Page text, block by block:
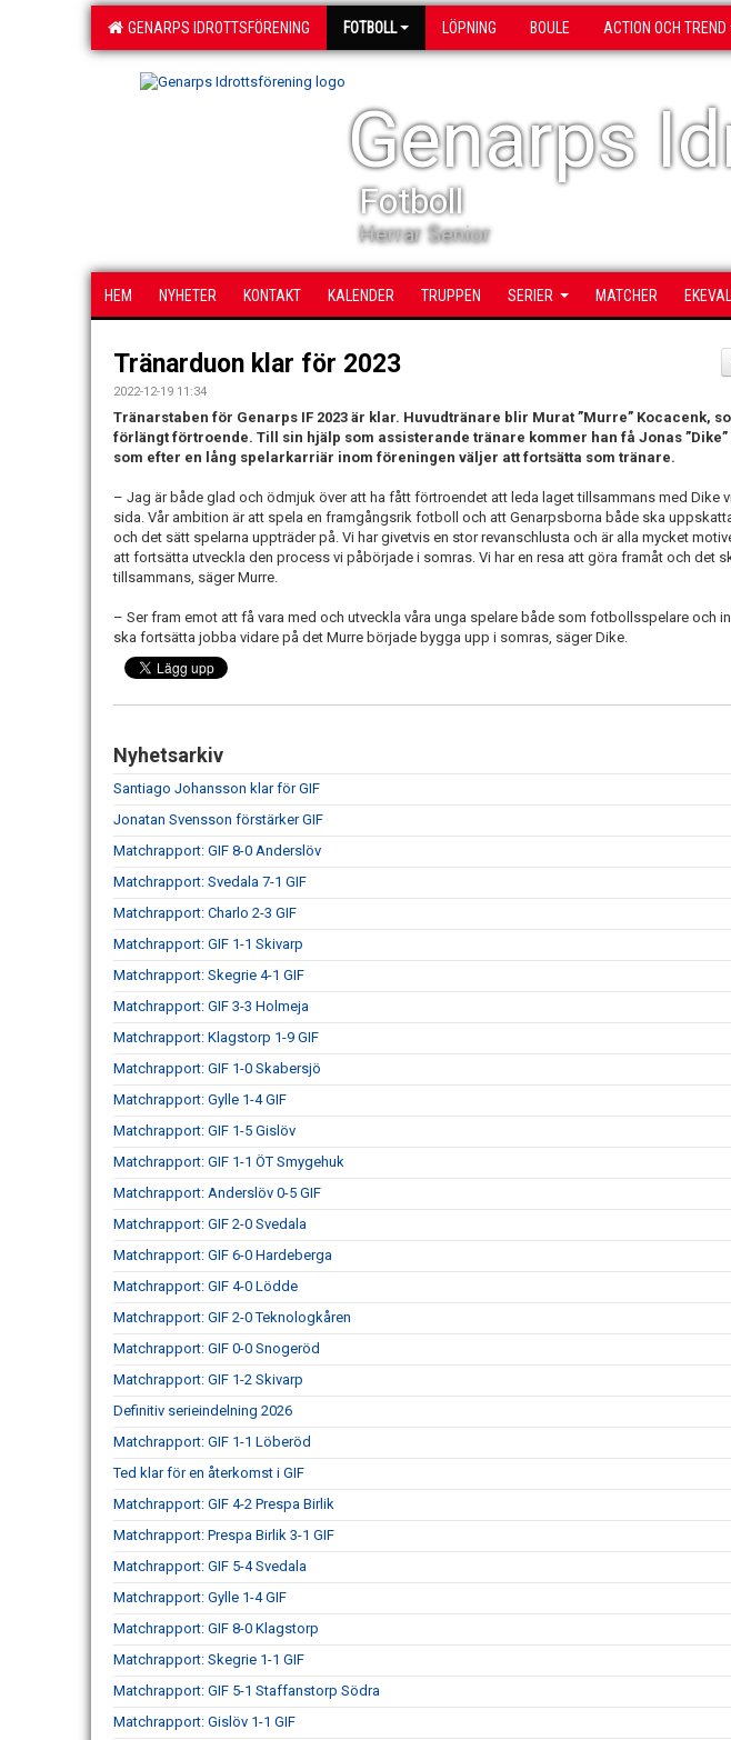
GENARPS IDROTTSFÖRENING FOTBOLL LÖPNING BOULE ACTION OCH TREND
Genarps
Fotboll
Herrar Senior
HEM NYHETER KONTAKT KALENDER TRUPPEN SERIER MATCHER
Tränarduon klar för 2023
2022-12-19 11:34
Tränarstaben för Genarps IF 2023 är klar. Huvudtränare blir Murat ”Murre” Kocacenk,
förlängt förtroende. Till sin hjälp som assisterande tränare kommer han få Jonas ”Dike”
som efter en lång spelarkarriär inom föreningen väljer att fortsätta som tränare.
– Jag är både glad och ödmjuk över att ha fått förtroendet att leda laget tillsammans med Dike
sida. Vår ambition är att spela en framgångsrik fotboll och att Genarpsborna både ska
och det sätt spelarna uppträder på. Vi har givetvis en stor revanschlusta och är alla mycket
att fortsätta utveckla den process vi påbörjade i somras. Vi har en resa att göra framåt och det
tillsammans, säger Murre.
– Ser fram emot att få vara med och utveckla våra unga spelare både som fotbollsspelare och
ska fortsätta jobba vidare på det Murre började bygga upp i somras, säger Dike.
Nyhetsarkiv
Santiago Johansson klar för GIF
Jonatan Svensson förstärker GIF
Matchrapport: GIF 8-0 Anderslöv
Matchrapport: Svedala 7-1 GIF
Matchrapport: Charlo 2-3 GIF
Matchrapport: GIF 1-1 Skivarp
Matchrapport: Skegrie 4-1 GIF
Matchrapport: GIF 3-3 Holmeja
Matchrapport: Klagstorp 1-9 GIF
Matchrapport: GIF 1-0 Skabersjö
Matchrapport: Gylle 1-4 GIF
Matchrapport: GIF 1-5 Gislöv
Matchrapport: GIF 1-1 ÖT Smygehuk
Matchrapport: Anderslöv 0-5 GIF
Matchrapport: GIF 2-0 Svedala
Matchrapport: GIF 6-0 Hardeberga
Matchrapport: GIF 4-0 Lödde
Matchrapport: GIF 2-0 Teknologkåren
Matchrapport: GIF 0-0 Snogeröd
Matchrapport: GIF 1-2 Skivarp
Definitiv serieindelning 2026
Matchrapport: GIF 1-1 Löberöd
Ted klar för en återkomst i GIF
Matchrapport: GIF 4-2 Prespa Birlik
Matchrapport: Prespa Birlik 3-1 GIF
Matchrapport: GIF 5-4 Svedala
Matchrapport: Gylle 1-4 GIF
Matchrapport: GIF 8-0 Klagstorp
Matchrapport: Skegrie 1-1 GIF
Matchrapport: GIF 5-1 Staffanstorp Södra
Matchrapport: Gislöv 1-1 GIF